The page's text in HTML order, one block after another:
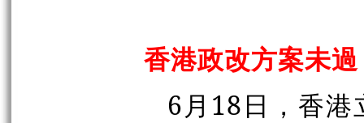
香港政改方案未過
6月18日，香港